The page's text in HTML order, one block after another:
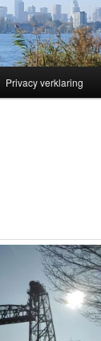
Privacy verklaring